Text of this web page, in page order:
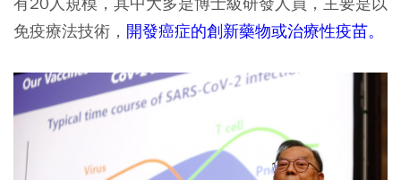
免疫療法技術， 開發癌症的創新藥物或治療性疫苗。